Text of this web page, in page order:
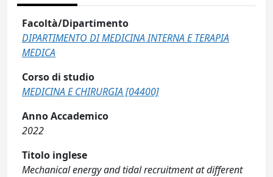
Facoltà/Dipartimento
DIPARTIMENTO DI MEDICINA INTERNA E TERAPIA
MEDICA
Corso di studio
MEDICINA E CHIRURGIA [04400]
Anno Accademico
2022
Titolo inglese
Mechanical energy and tidal recruitment at different